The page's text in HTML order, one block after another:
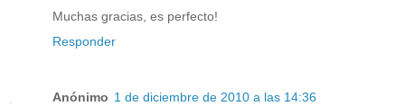
Muchas gracias, es perfecto!
Responder
Anónimo 1 de diciembre de 2010 a las 14:36